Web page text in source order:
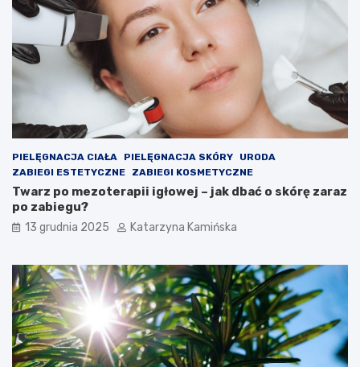
s
c
z
e
a
c
h
k
ó
e
r
t
o
s
p
o
ż
y
a
ć
PIELĘGNACJA CIAŁA PIELĘGNACJA SKÓRY
URODA
ZABIEGI ESTETYCZNE
ZABIEGI KOSMETYCZNE
Twarz po mezoterapii igłowej – jak dbać o skórę zaraz
po zabiegu?
13 grudnia 2025 Katarzyna Kamińska